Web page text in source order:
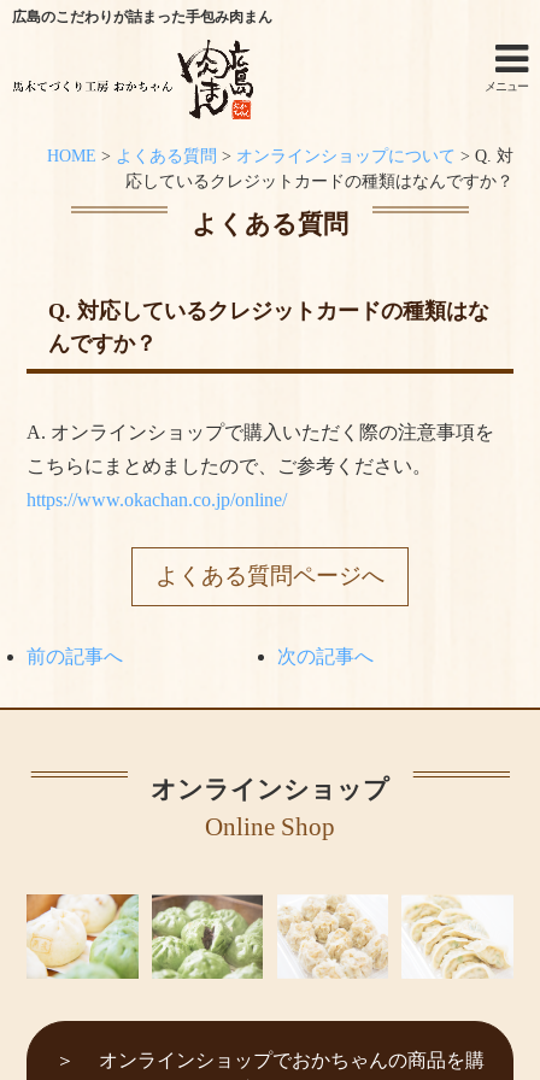
ホーム
手作りキットのご利用シーン
特定商取引法に関する記述
お問い合わせ
おかちゃんニュース
よくある質問
おかちゃんのこだわり
サイトマップ
広島のこだわりが詰まった手包み肉まん
メニュー
HOME > よくある質問 > オンラインショップについて > Q. 対
応しているクレジットカードの種類はなんですか？
よくある質問
Q. 対応しているクレジットカードの種類はな
んですか？
A. オンラインショップで購入いただく際の注意事項を
こちらにまとめましたので、ご参考ください。
https://www.okachan.co.jp/online/
よくある質問ページへ
前の記事へ 次の記事へ
オンラインショップ
Online Shop
オンラインショップでおかちゃんの商品を購